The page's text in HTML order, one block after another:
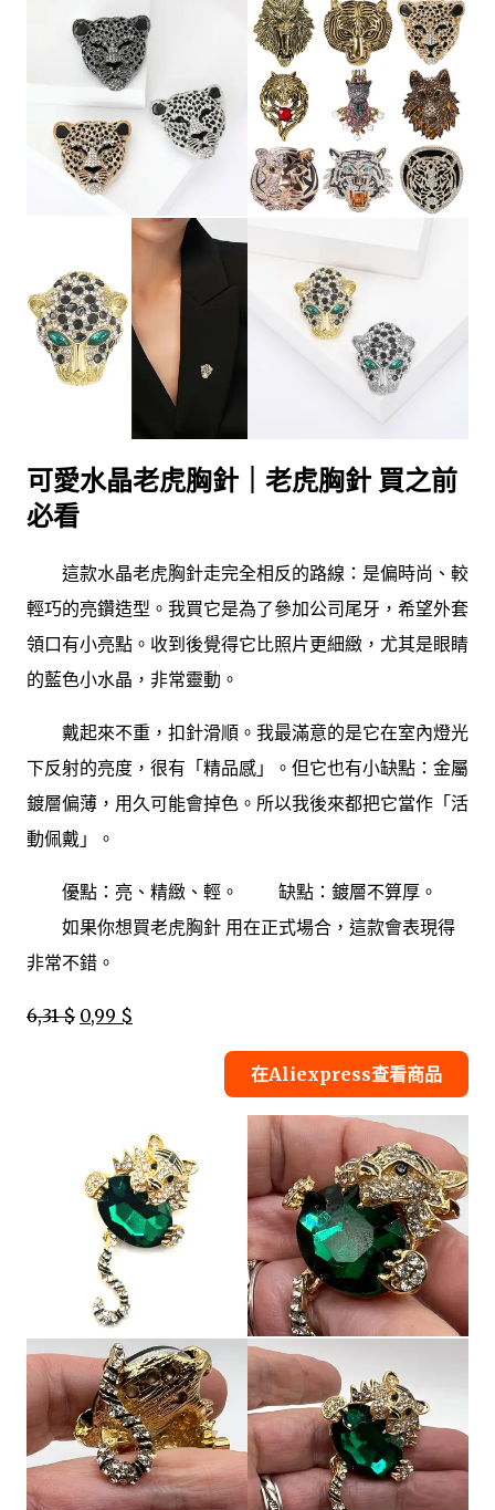
可愛水晶老虎胸針｜老虎胸針 買之前
必看
這款水晶老虎胸針走完全相反的路線：是偏時尚、較
輕巧的亮鑽造型。我買它是為了參加公司尾牙，希望外套
領口有小亮點。收到後覺得它比照片更細緻，尤其是眼睛
的藍色小水晶，非常靈動。
戴起來不重，扣針滑順。我最滿意的是它在室內燈光
下反射的亮度，很有「精品感」。但它也有小缺點：金屬
鍍層偏薄，用久可能會掉色。所以我後來都把它當作「活
動佩戴」。
優點：亮、精緻、輕。 缺點：鍍層不算厚。
如果你想買老虎胸針 用在正式場合，這款會表現得
非常不錯。
6,31 $ 0,99 $
在Aliexpress查看商品